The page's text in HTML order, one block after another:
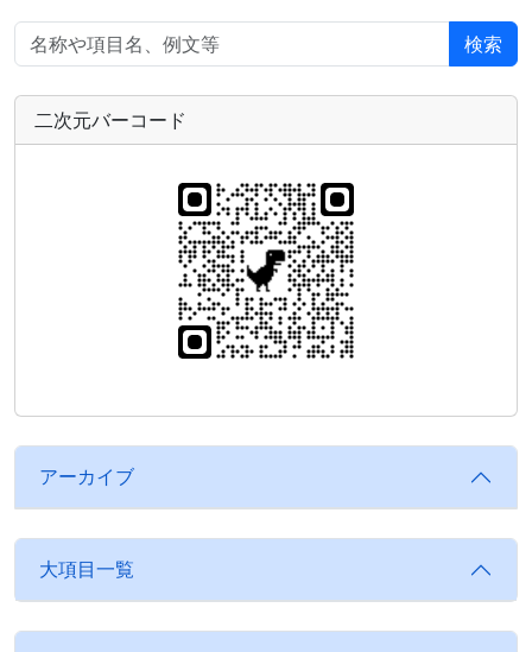
検索
二次元バーコード
アーカイブ
大項目一覧